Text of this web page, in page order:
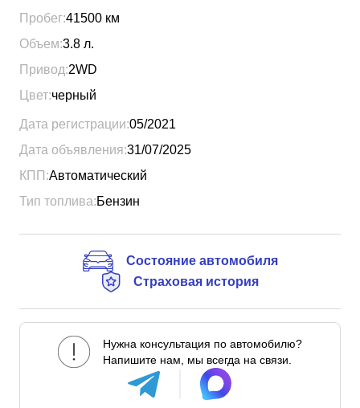
Пробег:41500 км
Объем:3.8 л.
Привод:2WD
Цвет:черный
Дата регистрации:05/2021
Дата объявления:31/07/2025
КПП:Автоматический
Тип топлива:Бензин
Состояние автомобиля
Страховая история
Нужна консультация по автомобилю?
Напишите нам, мы всегда на связи.